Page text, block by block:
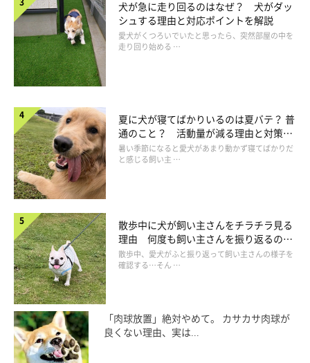
氷入りの水道水
通常は常温の水道水で充分ですが、夏場に氷を浮かべることで愛
いよう、小さく砕いてから与えてくださいね。
軟水・超軟水
軟水とはミネラル含有量が1Lあたり120mg未満の水のこと。な
かでも含有量が少ない水は超軟水と呼ばれています。犬の飲み水
はミネラルが少なめの水がよいとされるので、与えてOKです。
犬が急に走り回るのはなぜ？ 犬がダッ
シュする理由と対応ポイントを解説
愛犬がくつろいでいたと思ったら、突然部屋の中を
走り回り始める …
夏に犬が寝てばかりいるのは夏バテ？ 普
通のこと？ 活動量が減る理由と対策と
は
暑い季節になると愛犬があまり動かず寝てばかりだ
と感じる飼い主 …
散歩中に犬が飼い主さんをチラチラ見る
理由 何度も飼い主さんを振り返るのは
なぜ？
散歩中、愛犬がふと振り返って飼い主さんの様子を
確認する…そん …
「肉球放置」絶対やめて。 カサカサ肉球が
良くない理由、実は...